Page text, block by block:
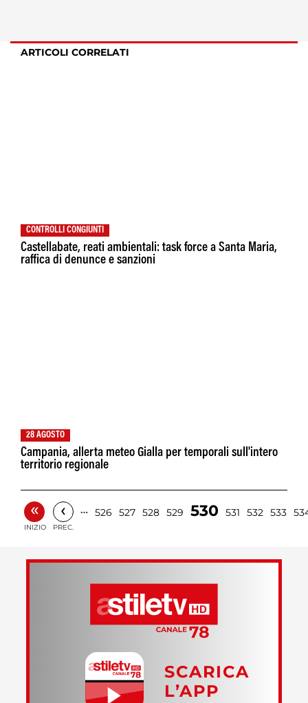
ARTICOLI CORRELATI
CONTROLLI CONGIUNTI
Castellabate, reati ambientali: task force a Santa Maria,
raffica di denunce e sanzioni
28 AGOSTO
Campania, allerta meteo Gialla per temporali sull'intero
territorio regionale
«
INIZIO
‹
PREC.
… 526 527 528 529 530 531 532 533
SCARICA
L’APP